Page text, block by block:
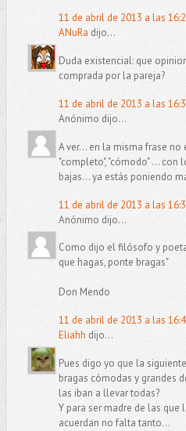
11 de abril de 2013 a las
ANuRa dijo...
Duda existencial: que
comprada por la pareja?
11 de abril de 2013 a las
Anónimo dijo...
A ver... en la misma frase no
"completo", "cómodo" ...
bajas... ya estás poniendo
11 de abril de 2013 a las
Anónimo dijo...
Como dijo el filósofo y
que hagas, ponte bragas"
Don Mendo
11 de abril de 2013 a las
Eliahh dijo...
Pues digo yo que la
bragas cómodas y grandes
las iban a llevar todas?
Y para ser madre de las que
acuerdan no falta tanto...